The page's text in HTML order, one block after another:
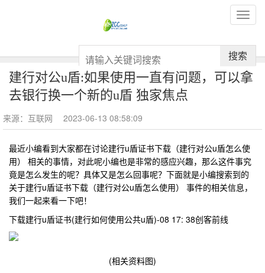
搜索
建行对公u盾:如果使用一直有问题，可以拿
去银行换一个新的u盾 独家焦点
来源：互联网 2023-06-13 08:58:09
最近小编看到大家都在讨论建行u盾证书下载（建行对公u盾怎么使
用） 相关的事情，对此呢小编也是非常的感应兴趣，那么这件事究
竟是怎么发生的呢？具体又是怎么回事呢？下面就是小编搜索到的
关于建行u盾证书下载（建行对公u盾怎么使用） 事件的相关信息，
我们一起来看一下吧！
下载建行u盾证书(建行如何使用公共u盾)-08 17: 38创客前线
(相关资料图)